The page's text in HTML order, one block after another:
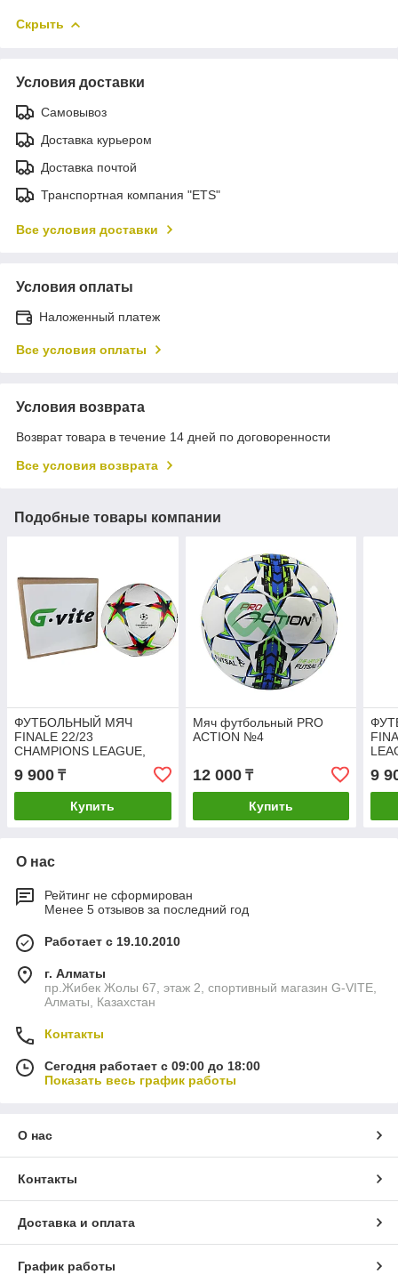
Скрыть
Условия доставки
Самовывоз
Доставка курьером
Доставка почтой
Транспортная компания "ETS"
Все условия доставки
Условия оплаты
Наложенный платеж
Все условия оплаты
Условия возврата
Возврат товара в течение 14 дней по договоренности
Все условия возврата
Подобные товары компании
ФУТБОЛЬНЫЙ МЯЧ
FINALE 22/23
CHAMPIONS LEAGUE,
9 900 ₸
Купить
Мяч футбольный PRO
ACTION №4
12 000₸
Купить
9
О нас
Рейтинг не сформирован
Менее 5 отзывов за последний год
Работает с 19.10.2010
г. Алматы
пр.Жибек Жолы 67, этаж 2, спортивный магазин G-VITE,
Алматы, Казахстан
Контакты
Сегодня работает с 09:00 до 18:00
Показать весь график работы
О нас
Контакты
Доставка и оплата
График работы